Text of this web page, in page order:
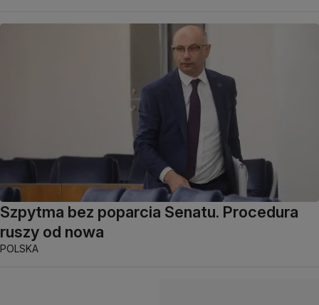
Szpytma bez poparcia Senatu. Procedura
ruszy od nowa
POLSKA